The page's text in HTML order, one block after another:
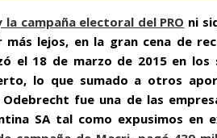
campaña electoral del PRO ni
lejos, en la gran cena de
el 18 de marzo de 2015 en los
lo que sumado a otros
fue una de las
SA tal como expusimos en